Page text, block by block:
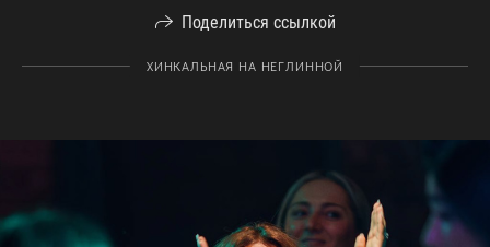
Поделиться ссылкой
ХИНКАЛЬНАЯ НА НЕГЛИННОЙ